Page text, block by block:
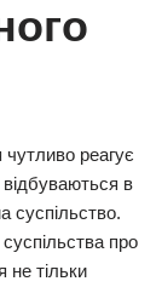
чутливо реагує
відбуваються в
суспільство.
про
не тільки